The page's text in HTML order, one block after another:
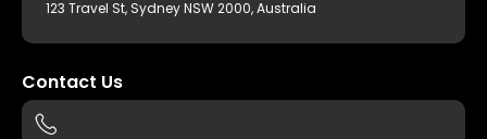
123 Travel St, Sydney NSW 2000, Australia
Contact Us